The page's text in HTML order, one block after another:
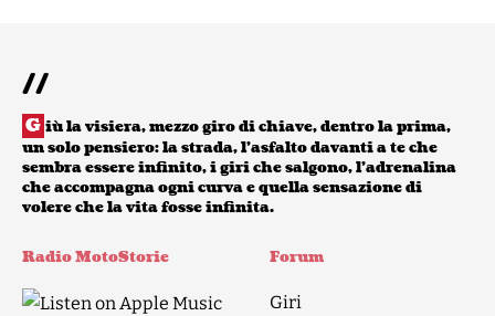
//
G iù la visiera, mezzo giro di chiave, dentro la prima,
un solo pensiero: la strada, l’asfalto davanti a te che
sembra essere infinito, i giri che salgono, l’adrenalina
che accompagna ogni curva e quella sensazione di
volere che la vita fosse infinita.
Radio MotoStorie Forum
Giri